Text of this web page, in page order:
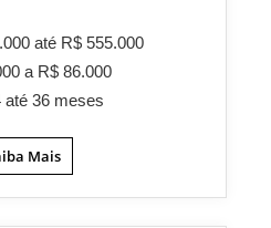
até R$ 555.000
a R$ 86.000
até 36 meses
Mais